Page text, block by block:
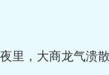
，大商龙气溃